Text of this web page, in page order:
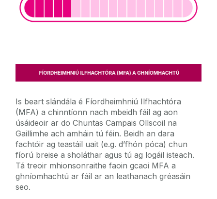
Is beart slándála é Fíordheimhniú Ilfhachtóra
(MFA) a chinntíonn nach mbeidh fáil ag aon
úsáideoir ar do Chuntas Campais Ollscoil na
Gaillimhe ach amháin tú féin. Beidh an dara
fachtóir ag teastáil uait (e.g. d’fhón póca) chun
fíorú breise a sholáthar agus tú ag logáil isteach.
Tá treoir mhionsonraithe faoin gcaoi MFA a
ghníomhachtú ar fáil ar an leathanach gréasáin
seo.